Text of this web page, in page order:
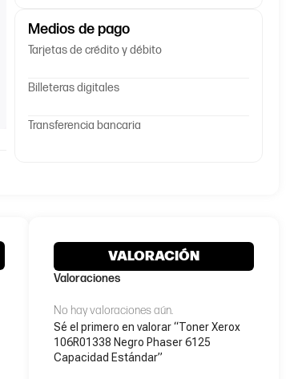
Medios de pago
Tarjetas de crédito y débito
Billeteras digitales
Transferencia bancaria
VALORACIÓN
Valoraciones
No hay valoraciones aún.
Sé el primero en valorar “Toner Xerox
106R01338 Negro Phaser 6125
Capacidad Estándar”